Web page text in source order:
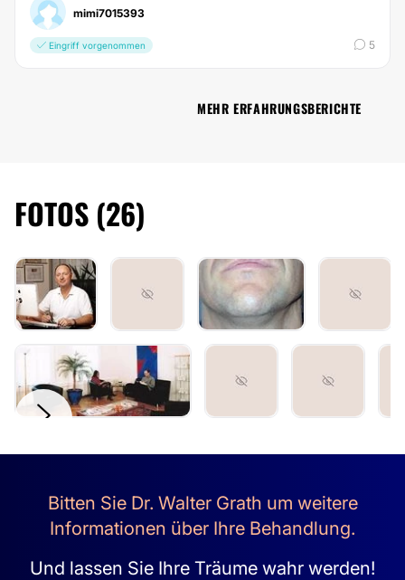
mimi7015393
5
Eingriff vorgenommen
MEHR ERFAHRUNGSBERICHTE
FOTOS (26)
Bitten Sie Dr. Walter Grath um weitere
Informationen über Ihre Behandlung.
Und lassen Sie Ihre Träume wahr werden!